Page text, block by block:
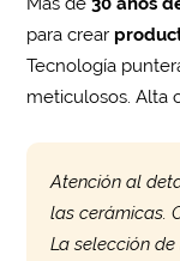
para crear
Tecnología
meticulosos. Alta
Atención al
las cerámicas.
La selección